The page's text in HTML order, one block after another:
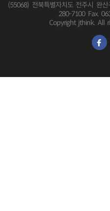
(55068) 전북특별자치도 전주시 완
280-7100 Fax.
Copyright jthink. All